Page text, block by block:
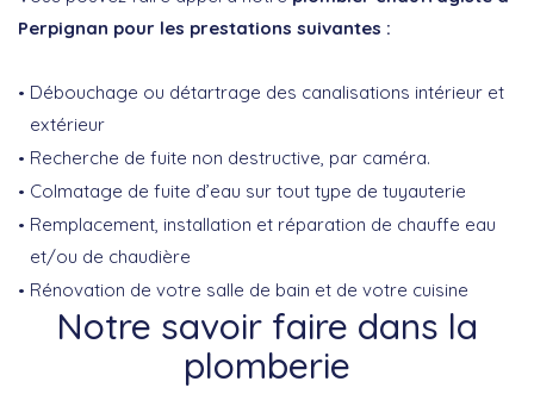
Perpignan pour les prestations suivantes :
Débouchage ou détartrage des canalisations intérieur et
extérieur
Recherche de fuite non destructive, par caméra.
Colmatage de fuite d’eau sur tout type de tuyauterie
Remplacement, installation et réparation de chauffe eau
et/ou de chaudière
Rénovation de votre salle de bain et de votre cuisine
Notre savoir faire dans la
plomberie